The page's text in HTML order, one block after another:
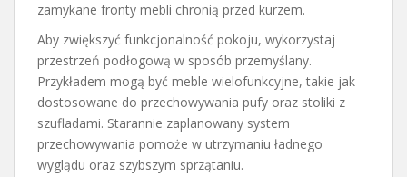
zamykane fronty mebli chronią przed kurzem.
Aby zwiększyć funkcjonalność pokoju, wykorzystaj
przestrzeń podłogową w sposób przemyślany.
Przykładem mogą być meble wielofunkcyjne, takie jak
dostosowane do przechowywania pufy oraz stoliki z
szufladami. Starannie zaplanowany system
przechowywania pomoże w utrzymaniu ładnego
wyglądu oraz szybszym sprzątaniu.